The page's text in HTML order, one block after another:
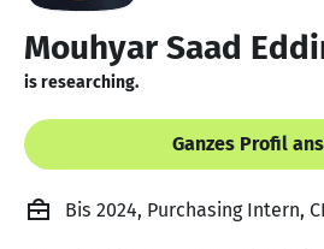
Mouhyar Saad
is researching.
Ganzes Profil
Bis 2024, Purchasing Intern,